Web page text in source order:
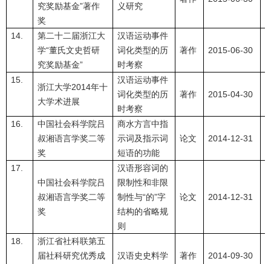
究奖励基金”著作
奖
义研究
14.
第二十二届浙江大
学“董氏文史哲研
究奖励基金”
汉语运动事件
词化类型的历
时考察
著作 2015-06-30
15.
浙江大学2014年十
大学术进展
汉语运动事件
词化类型的历
时考察
著作 2015-04-30
16.
中国社会科学院吕
叔湘语言学奖二等
奖
商水方言中指
示词及指示词
短语的功能
论文 2014-12-31
17.
中国社会科学院吕
叔湘语言学奖二等
奖
汉语形容词的
限制性和非限
制性与“的”字
结构的省略规
则
论文 2014-12-31
18.
浙江省社科联第五
届社科研究优秀成
汉语史史料学 著作 2014-09-30